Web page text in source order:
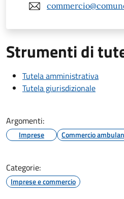
Strumenti di
Tutela amministrativa
Tutela giurisdizionale
Argomenti:
Imprese Commercio
Categorie:
Imprese e commercio